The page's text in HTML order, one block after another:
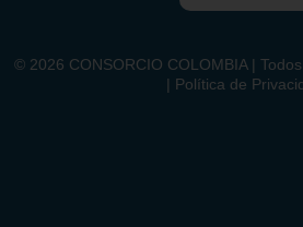
© 2026 CONSORCIO COLOMBIA |
| Política de